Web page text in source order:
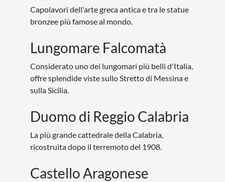
Capolavori dell'arte greca antica e tra le statue
bronzee più famose al mondo.
Lungomare Falcomatà
Considerato uno dei lungomari più belli d'Italia,
offre splendide viste sullo Stretto di Messina e
sulla Sicilia.
Duomo di Reggio Calabria
La più grande cattedrale della Calabria,
ricostruita dopo il terremoto del 1908.
Castello Aragonese